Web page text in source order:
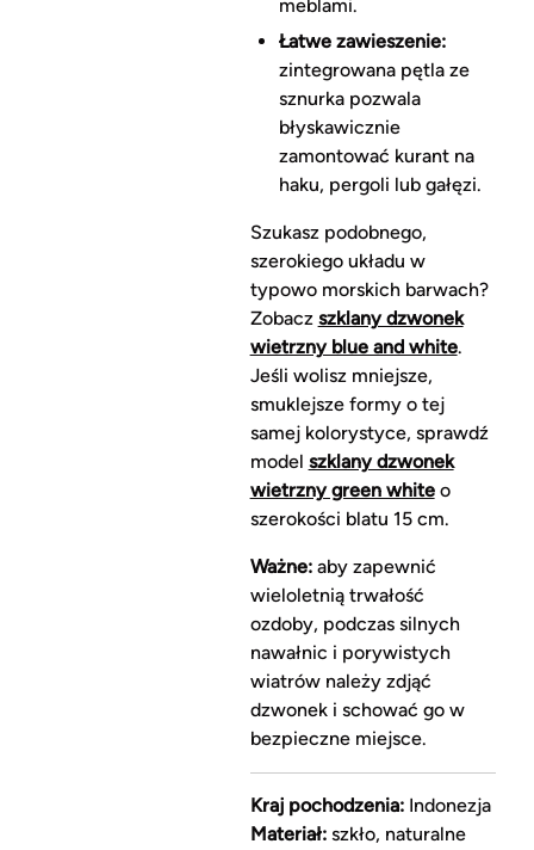
meblami.
Łatwe zawieszenie:
zintegrowana pętla ze
sznurka pozwala
błyskawicznie
zamontować kurant na
haku, pergoli lub gałęzi.
Szukasz podobnego,
szerokiego układu w
typowo morskich barwach?
Zobacz szklany dzwonek
wietrzny blue and white.
Jeśli wolisz mniejsze,
smuklejsze formy o tej
samej kolorystyce, sprawdź
model szklany dzwonek
wietrzny green whiteo
szerokości blatu 15 cm.
Ważne:aby zapewnić
wieloletnią trwałość
ozdoby, podczas silnych
nawałnic i porywistych
wiatrów należy zdjąć
dzwonek i schować go w
bezpieczne miejsce.
Kraj pochodzenia:Indonezja
Materiał:szkło, naturalne